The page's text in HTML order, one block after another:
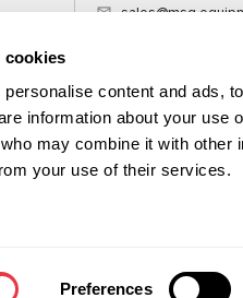
cookies
content and ads,
information about your use
may combine it with other
your use of their services.
Preferences
Обладнання